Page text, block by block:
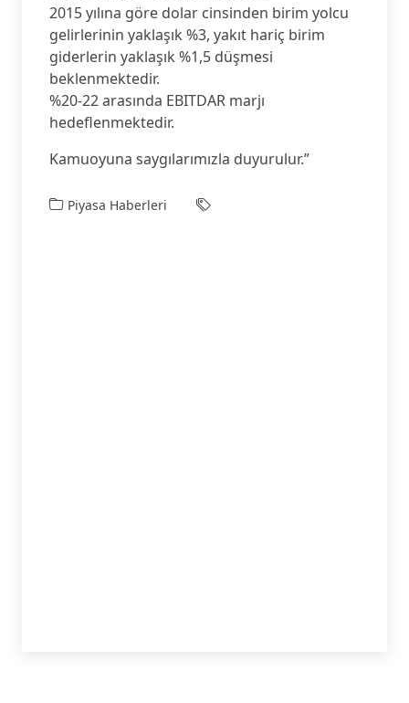
2015 yılına göre dolar cinsinden birim yolcu
gelirlerinin yaklaşık %3, yakıt hariç birim
giderlerin yaklaşık %1,5 düşmesi
beklenmektedir.
%20-22 arasında EBITDAR marjı
hedeflenmektedir.
Kamuoyuna saygılarımızla duyurulur.”
Piyasa Haberleri